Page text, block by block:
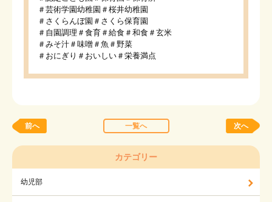
＃芸術学園幼稚園＃桜井幼稚園
＃さくらんぼ園＃さくら保育園
＃自園調理＃食育＃給食＃和食＃玄米
＃みそ汁＃味噌＃魚＃野菜
＃おにぎり＃おいしい＃栄養満点
前へ 一覧へ 次へ
カテゴリー
幼児部